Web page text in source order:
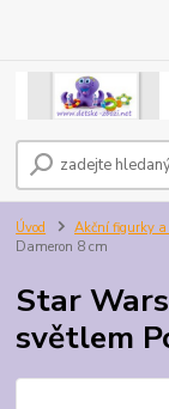
Úvod Akční figurky
Dameron 8 cm
Star
světlem